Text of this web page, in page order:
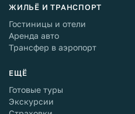
ЖИЛЬЁ И ТРАНСПОРТ
Гостиницы и отели
Аренда авто
Трансфер в аэропорт
ЕЩЁ
Готовые туры
Экскурсии